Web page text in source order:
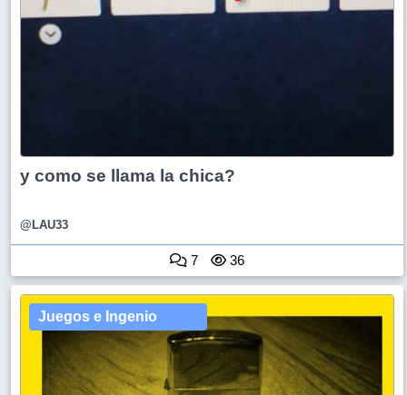
y como se llama la chica?
@LAU33
7 36
Juegos e Ingenio